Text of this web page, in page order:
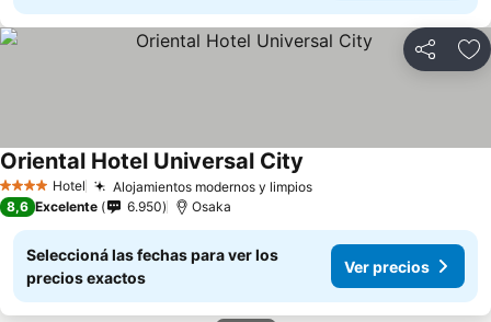
Compartir
4 EstrellasHotel Alojamientos modernos y limpios
Oriental Hotel Universal City
8,6 Excelente 6.950 Osaka
Seleccioná las fechas para ver los
precios exactos
Ver precios